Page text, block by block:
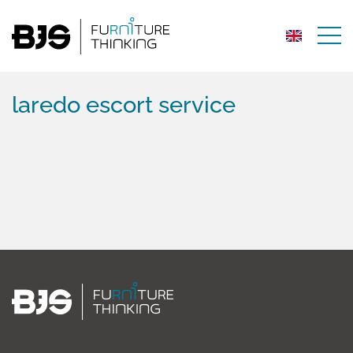
laredo escort service